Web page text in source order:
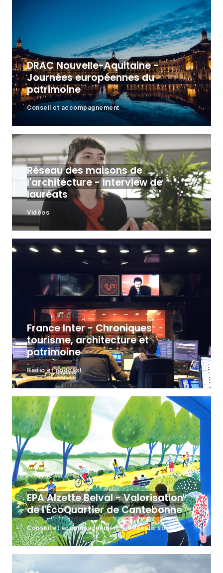
DRAC Nouvelle-Aquitaine -
Journées européennes du
patrimoine
Conseil et accompagnement
Réseau des maisons de
l'architecture - Interview de
lauréats
Vidéos
France Inter - Chroniques
tourisme, architecture et
patrimoine
Radio et podcast
EPA Alzette Belval - Valorisation
de l'ÉcoQuartier de Cantebonne
Conseil et accompagnement Réseaux sociaux